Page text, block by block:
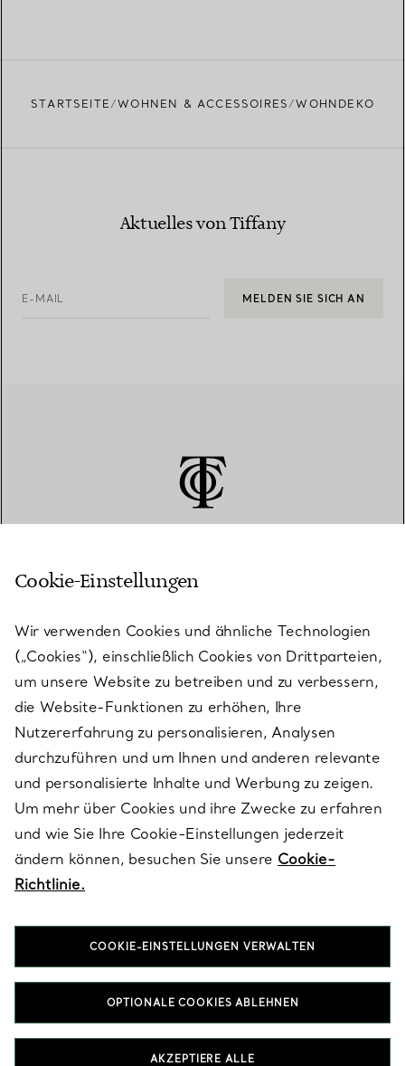
STARTSEITE WOHNEN & ACCESSOIRES WOHNDEKO
Aktuelles von Tiffany
E-MAIL MELDEN SIE SICH AN
KUNDENSERVICE
SERVICES
ÜBER TIFFANY & CO.
RECHTLICHE HINWEISE
FOLGEN SIE UNS
T&Co. 2026
Cookie-Einstellungen
Wir verwenden Cookies und ähnliche Technologien
(„Cookies“), einschließlich Cookies von Drittparteien,
um unsere Website zu betreiben und zu verbessern,
die Website-Funktionen zu erhöhen, Ihre
Nutzererfahrung zu personalisieren, Analysen
durchzuführen und um Ihnen und anderen relevante
und personalisierte Inhalte und Werbung zu zeigen.
Um mehr über Cookies und ihre Zwecke zu erfahren
und wie Sie Ihre Cookie-Einstellungen jederzeit
ändern können, besuchen Sie unsere Cookie-
Richtlinie.
COOKIE-EINSTELLUNGEN VERWALTEN
OPTIONALE COOKIES ABLEHNEN
AKZEPTIERE ALLE